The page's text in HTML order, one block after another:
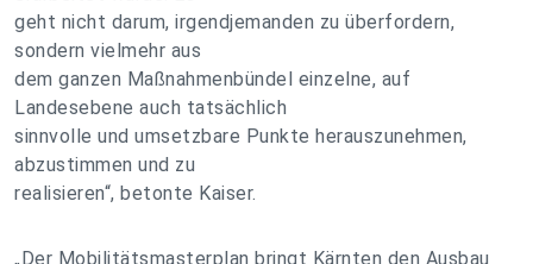
geht nicht darum, irgendjemanden zu überfordern,
sondern vielmehr aus
dem ganzen Maßnahmenbündel einzelne, auf
Landesebene auch tatsächlich
sinnvolle und umsetzbare Punkte herauszunehmen,
abzustimmen und zu
realisieren“, betonte Kaiser.
„Der Mobilitätsmasterplan bringt Kärnten den Ausbau